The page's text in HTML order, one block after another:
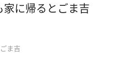
に帰るとごま吉
ま吉